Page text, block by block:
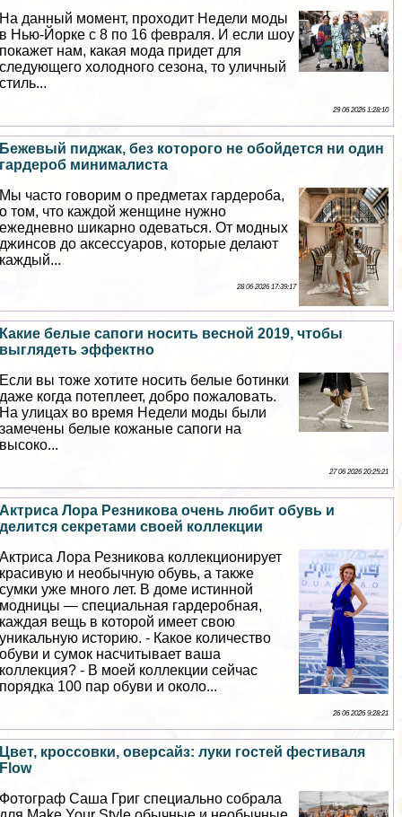
На данный момент, проходит Недели моды
в Нью-Йорке с 8 по 16 февраля. И если шоу
покажет нам, какая мода придет для
следующего холодного сезона, то уличный
стиль...
29 06 2026 1:28:10
Бежевый пиджак, без которого не обойдется ни один
гардероб минималиста
Мы часто говорим о предметах гардероба,
о том, что каждой женщине нужно
ежедневно шикарно одеваться. От модных
джинсов до аксессуаров, которые делают
каждый...
28 06 2026 17:39:17
Какие белые сапоги носить весной 2019, чтобы
выглядеть эффектно
Если вы тоже хотите носить белые ботинки
даже когда потеплеет, добро пожаловать.
На улицах во время Недели моды были
замечены белые кожаные сапоги на
высоко...
27 06 2026 20:25:21
Актриса Лора Резникова очень любит обувь и
делится секретами своей коллекции
Актриса Лора Резникова коллекционирует
красивую и необычную обувь, а также
сумки уже много лет. В доме истинной
модницы — специальная гардеробная,
каждая вещь в которой имеет свою
уникальную историю. - Какое количество
обуви и сумок насчитывает ваша
коллекция? - В моей коллекции сейчас
порядка 100 пар обуви и около...
26 06 2026 9:28:21
Цвет, кроссовки, оверсайз: луки гостей фестиваля
Flow
Фотограф Саша Григ специально собрала